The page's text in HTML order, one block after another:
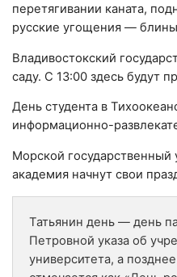
перетягивании каната,
русские угощения —
Владивостокский
саду. С 13:00 здесь будут
День студента в
информационно-
Морской государственный
академия начнут свои
Татьянин день — день
Петровной указа об
университета, а